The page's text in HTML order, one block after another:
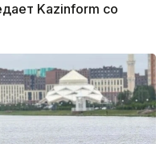
Kazinform со